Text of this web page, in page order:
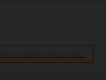
Vedi recensione completa